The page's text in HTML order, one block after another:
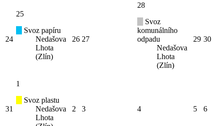
24
25
Svoz papíru
Nedašova
Lhota
(Zlín)
26 27
28
Svoz
komunálního
odpadu
Nedašova
Lhota
(Zlín)
29 30
31
1
Svoz plastu
Nedašova
Lhota
2 3 4 5 6